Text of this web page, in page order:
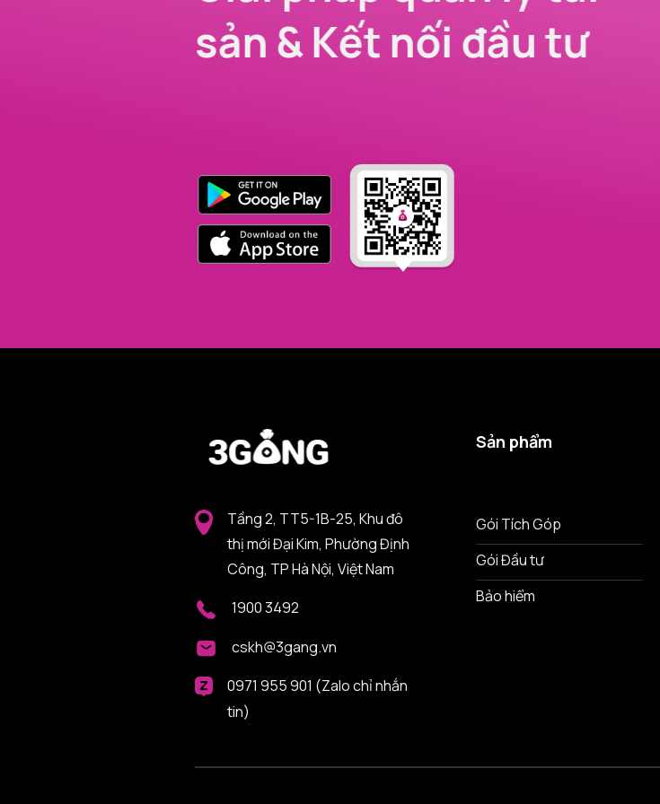
sản & Kết nối đầu tư
Tầng 2, TT5-1B-25, Khu đô
thị mới Đại Kim, Phường Định
Công, TP Hà Nội, Việt Nam
1900 3492
cskh@3gang.vn
0971 955 901 (Zalo chỉ nhắn
tin)
Sản phẩm
Gói Tích Góp
Gói Đầu tư
Bảo hiểm